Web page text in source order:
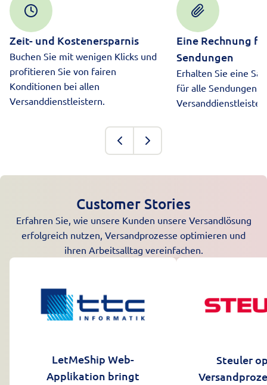
Zeit- und Kostenersparnis
Buchen Sie mit wenigen Klicks und
profitieren Sie von fairen
Konditionen bei allen
Versanddienstleistern.
Eine Rechnung
Sendungen
Erhalten Sie eine
für alle Sendungen
Versanddienstleister.
Customer Stories
Erfahren Sie, wie unsere Kunden unsere Versandlösung
erfolgreich nutzen, Versandprozesse optimieren und
ihren Arbeitsalltag vereinfachen.
LetMeShip Web-
Applikation bringt
Steuler